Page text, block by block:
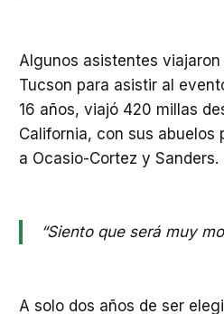
Algunos asistentes
Tucson para asistir al
16 años, viajó 420 millas
California, con sus abuelos
a Ocasio-Cortez y Sanders.
“Siento que será muy
A solo dos años de ser